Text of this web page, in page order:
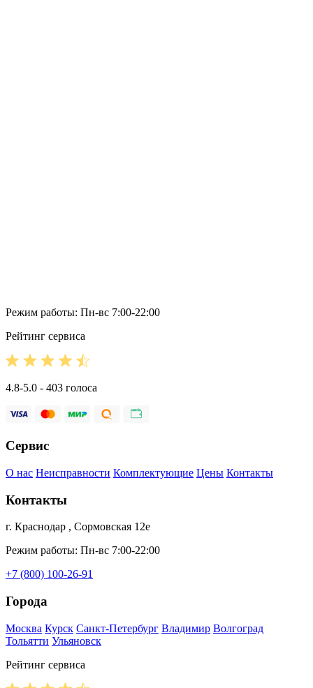
Режим работы: Пн-вс 7:00-22:00
Рейтинг сервиса
4.8-5.0 - 403 голоса
Сервис
О нас Неисправности Комплектующие Цены Контакты
Контакты
г. Краснодар , Сормовская 12е
Режим работы: Пн-вс 7:00-22:00
+7 (800) 100-26-91
Города
Москва Курск Санкт-Петербург Владимир Волгоград
Тольятти Ульяновск
Рейтинг сервиса